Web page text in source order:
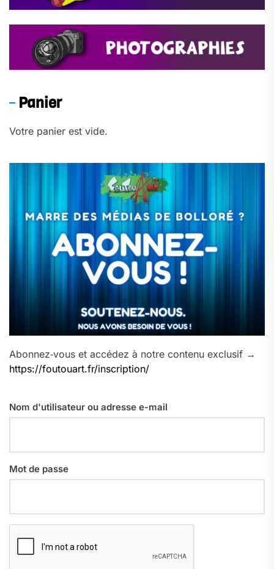
Panier
Votre panier est vide.
Abonnez‑vous et accédez à notre contenu exclusif →
https://foutouart.fr/inscription/
Nom d'utilisateur ou adresse e-mail
Mot de passe